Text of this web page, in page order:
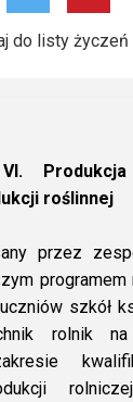
do listy życzeń
Produkcja
roślinnej
przez
programem
szkół
rolnik na